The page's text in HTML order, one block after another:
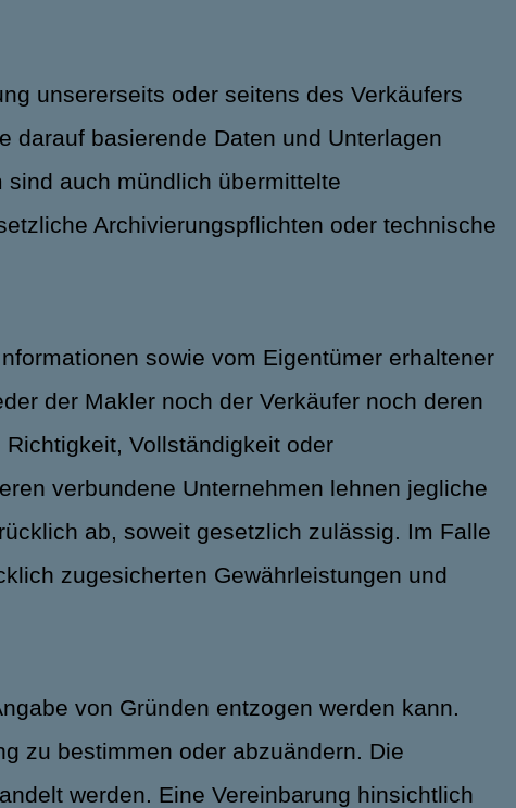
unsererseits oder seitens des Verkäufers
darauf basierende Daten und Unterlagen
auch mündlich übermittelte
Archivierungspflichten oder technische
sowie vom Eigentümer erhaltener
der Makler noch der Verkäufer noch deren
Vollständigkeit oder
verbundene Unternehmen lehnen jegliche
ab, soweit gesetzlich zulässig. Im Falle
zugesicherten Gewährleistungen und
von Gründen entzogen werden kann.
zu bestimmen oder abzuändern. Die
werden. Eine Vereinbarung hinsichtlich